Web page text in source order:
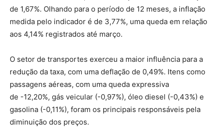
de 1,67%. Olhando para o período de 12 meses, a inflação
medida pelo indicador é de 3,77%, uma queda em relação
aos 4,14% registrados até março.
O setor de transportes exerceu a maior influência para a
redução da taxa, com uma deflação de 0,49%. Itens como
passagens aéreas, com uma queda expressiva
de -12,20%, gás veicular (-0,97%), óleo diesel (-0,43%) e
gasolina (-0,11%), foram os principais responsáveis pela
diminuição dos preços.